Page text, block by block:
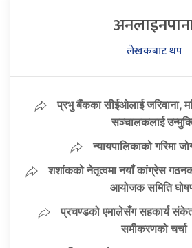
लेखकबाट थप
प्रभु बैंकका सीईओलाई जरिवाना,
सञ्चालकलाई
न्यायपालिकाको गरिमा
शशांकको नेतृत्वमा नयाँ कांग्रेस
आयोजक समिति
प्रचण्डको एमालेसँग सहकार्य
समीकरणको चर्चा